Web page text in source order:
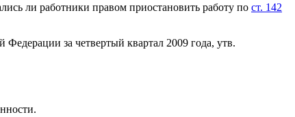
ли работники правом приостановить работу по ст. 142
Федерации за четвертый квартал 2009 года, утв.